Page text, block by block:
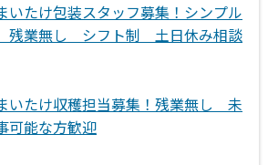
いたけ包装スタッフ募集！シンプル
業無し シフト制 土日休み相談
いたけ収穫担当募集！残業無し 未
能な方歓迎